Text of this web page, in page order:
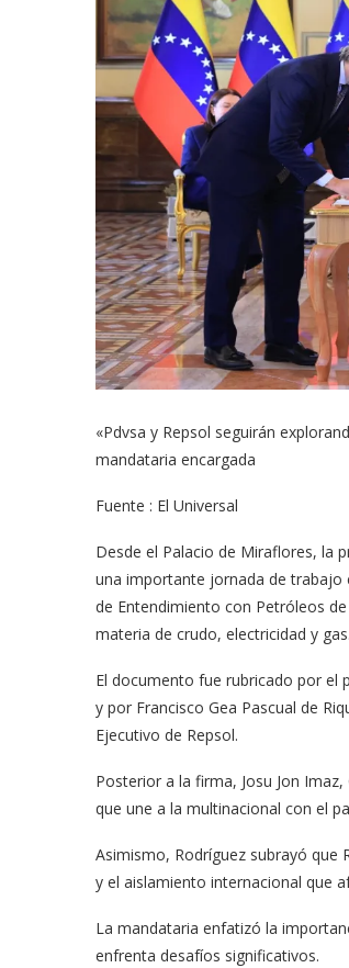
«Pdvsa y Repsol seguirán
mandataria encargada
Fuente : El Universal
Desde el Palacio de Miraflores, la
una importante jornada de trabajo
de Entendimiento con Petróleos
materia de crudo, electricidad y gas.
El documento fue rubricado por el
y por Francisco Gea Pascual de
Ejecutivo de Repsol.
Posterior a la firma, Josu Jon
que une a la multinacional con el
Asimismo, Rodríguez subrayó que
y el aislamiento internacional que
La mandataria enfatizó la
enfrenta desafíos significativos.